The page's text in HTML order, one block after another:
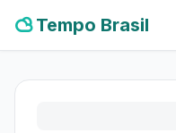
Tempo Brasil